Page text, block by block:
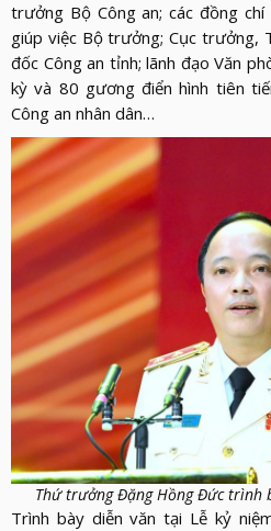
trưởng Bộ Công an; các đồng
giúp việc Bộ trưởng; Cục trưởng,
đốc Công an tỉnh; lãnh đạo Văn
kỳ và 80 gương điển hình tiên
Công an nhân dân…
Thứ trưởng Đặng Hồng Đức trình
Trình bày diễn văn tại Lễ kỷ